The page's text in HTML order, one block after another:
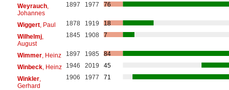
Weyrauch,
Johannes
1897 1977 76
Wiggert, Paul 1878 1919
18
Wilhelmj,
August
1845 1908 7
Wimmer, Heinz 1897 1985
84
Winbeck, Heinz 1946 2019
45
Winkler,
Gerhard
1906 1977 71